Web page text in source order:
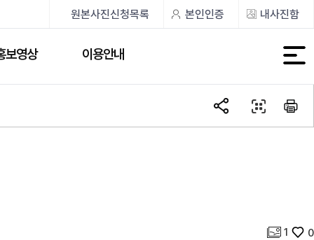
원본사진신청목록 본인인증 내사진함
보영상 이용안내
사진 개수
1
좋아요
0